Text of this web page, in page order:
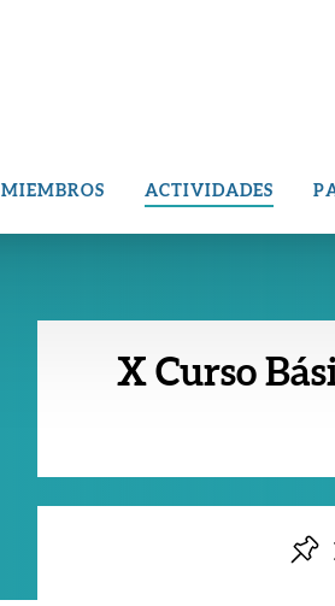
MIEMBROS ACTIVIDADES
X Curso